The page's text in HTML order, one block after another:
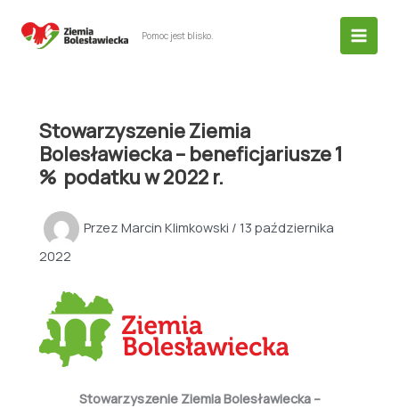
Pomoc jest blisko.
Stowarzyszenie Ziemia
Bolesławiecka – beneficjariusze 1
% podatku w 2022 r.
Przez Marcin Klimkowski / 13 października
2022
Stowarzyszenie Ziemia Bolesławiecka –